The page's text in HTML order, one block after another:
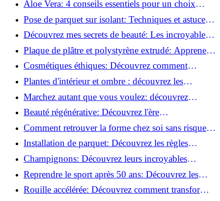
Aloe Vera: 4 conseils essentiels pour un choix
parfait!
Pose de parquet sur isolant: Techniques et astuces
pour un sol parfait!
Découvrez mes secrets de beauté: Les incroyables
vertus du raisin!
Plaque de plâtre et polystyrène extrudé: Apprenez
à les coller efficacement!
Cosmétiques éthiques: Découvrez comment
transformer votre routine beauté!
Plantes d'intérieur et ombre : découvrez les
meilleures pour votre maison !
Marchez autant que vous voulez: découvrez
pourquoi c'est bénéfique!
Beauté régénérative: Découvrez l'ère
révolutionnaire de la cosmétique verte!
Comment retrouver la forme chez soi sans risque
de blessure: Techniques et conseils sûrs!
Installation de parquet: Découvrez les règles
essentielles à respecter!
Champignons: Découvrez leurs incroyables
pouvoirs antioxydants!
Reprendre le sport après 50 ans: Découvrez les
meilleures méthodes!
Rouille accélérée: Découvrez comment transformer